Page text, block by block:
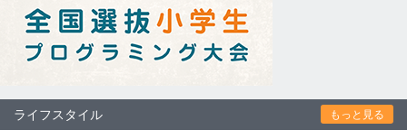
ライフスタイル もっと見る